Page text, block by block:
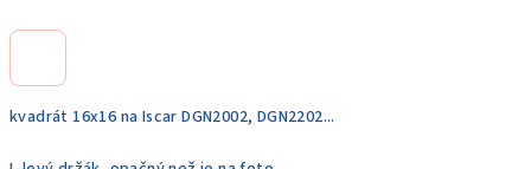
kvadrát 16x16 na Iscar DGN2002, DGN2202...